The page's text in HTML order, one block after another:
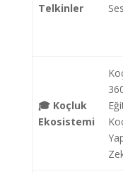
Telkinler
🎓 Koçluk
Ekosistemi